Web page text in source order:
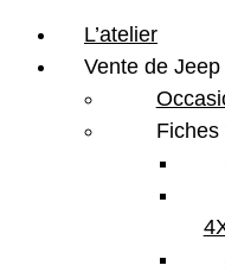
L’atelier
Vente de Jeep
Fiches